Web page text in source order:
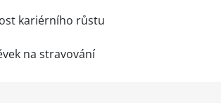
kariérního růstu
na stravování